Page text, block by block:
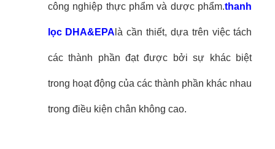
công nghiệp thực phẩm và dược phẩm.thanh
lọc DHA&EPA là cần thiết, dựa trên việc tách
các thành phần đạt được bởi sự khác biệt
trong hoạt động của các thành phần khác nhau
trong điều kiện chân không cao.